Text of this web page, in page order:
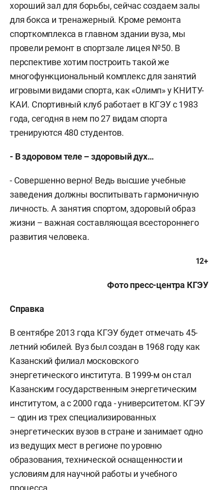
хороший зал для борьбы, сейчас создаем залы
для бокса и тренажерный. Кроме ремонта
спорткомплекса в главном здании вуза, мы
провели ремонт в спортзале лицея №50. В
перспективе хотим построить такой же
многофункциональный комплекс для занятий
игровыми видами спорта, как «Олимп» у КНИТУ-
КАИ. Спортивный клуб работает в КГЭУ с 1983
года, сегодня в нем по 27 видам спорта
тренируются 480 студентов.
- В здоровом теле – здоровый дух…
- Совершенно верно! Ведь высшие учебные
заведения должны воспитывать гармоничную
личность. А занятия спортом, здоровый образ
жизни – важная составляющая всестороннего
развития человека.
12+
Фото пресс-центра КГЭУ
Справка
В сентябре 2013 года КГЭУ будет отмечать 45-
летний юбилей. Вуз был создан в 1968 году как
Казанский филиал московского
энергетического института. В 1999-м он стал
Казанским государственным энергетическим
институтом, а с 2000 года - университетом. КГЭУ
– один из трех специализированных
энергетических вузов в стране и занимает одно
из ведущих мест в регионе по уровню
образования, технической оснащенности и
условиям для научной работы и учебного
процесса.